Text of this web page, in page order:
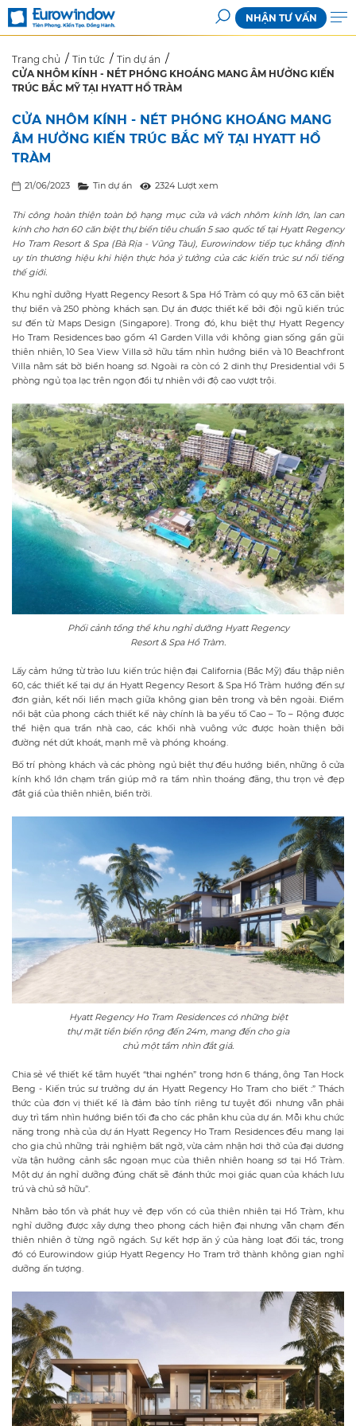
NHẬN TƯ VẤN
Trang chủ Tin tức
Tin dự án
CỬA NHÔM KÍNH - NÉT PHÓNG KHOÁNG MANG ÂM HƯỞNG KIẾN
TRÚC BẮC MỸ TẠI HYATT HỒ TRÀM
CỬA NHÔM KÍNH - NÉT PHÓNG KHOÁNG MANG
ÂM HƯỞNG KIẾN TRÚC BẮC MỸ TẠI HYATT HỒ
TRÀM
21/06/2023 Tin dự án 2324 Lượt xem
Thi công hoàn thiện toàn bộ hạng mục cửa và vách nhôm kính lớn, lan can
kính cho hơn 60 căn biệt thự biển tiêu chuẩn 5 sao quốc tế tại Hyatt Regency
Ho Tram Resort & Spa (Bà Rịa - Vũng Tàu), Eurowindow tiếp tục khẳng định
uy tín thương hiệu khi hiện thực hóa ý tưởng của các kiến trúc sư nổi tiếng
thế giới.
Khu nghỉ dưỡng Hyatt Regency Resort & Spa Hồ Tràm có quy mô 63 căn biệt
thự biển và 250 phòng khách sạn. Dự án được thiết kế bởi đội ngũ kiến trúc
sư đến từ Maps Design (Singapore). Trong đó, khu biệt thự Hyatt Regency
Ho Tram Residences bao gồm 41 Garden Villa với không gian sống gần gũi
thiên nhiên, 10 Sea View Villa sở hữu tầm nhìn hướng biển và 10 Beachfront
Villa nằm sát bờ biển hoang sơ. Ngoài ra còn có 2 dinh thự Presidential với 5
phòng ngủ tọa lạc trên ngọn đồi tự nhiên với độ cao vượt trội.
Phối cảnh tổng thể khu nghỉ dưỡng Hyatt Regency
Resort & Spa Hồ Tràm.
Lấy cảm hứng từ trào lưu kiến trúc hiện đại California (Bắc Mỹ) đầu thập niên
60, các thiết kế tại dự án Hyatt Regency Resort & Spa Hồ Tràm hướng đến sự
đơn giản, kết nối liền mạch giữa không gian bên trong và bên ngoài. Điểm
nổi bật của phong cách thiết kế này chính là ba yếu tố Cao – To – Rộng được
thể hiện qua trần nhà cao, các khối nhà vuông vức được hoàn thiện bởi
đường nét dứt khoát, mạnh mẽ và phóng khoáng.
Bố trí phòng khách và các phòng ngủ biệt thự đều hướng biển, những ô cửa
kính khổ lớn chạm trần giúp mở ra tầm nhìn thoáng đãng, thu trọn vẻ đẹp
đắt giá của thiên nhiên, biển trời.
Hyatt Regency Ho Tram Residences có những biệt
thự mặt tiền biển rộng đến 24m, mang đến cho gia
chủ một tầm nhìn đắt giá.
Chia sẻ về thiết kế tâm huyết “thai nghén” trong hơn 6 tháng, ông Tan Hock
Beng - Kiến trúc sư trưởng dự án Hyatt Regency Ho Tram cho biết :” Thách
thức của đơn vị thiết kế là đảm bảo tính riêng tư tuyệt đối nhưng vẫn phải
duy trì tầm nhìn hướng biển tối đa cho các phân khu của dự án. Mỗi khu chức
năng trong nhà của dự án Hyatt Regency Ho Tram Residences đều mang lại
cho gia chủ những trải nghiệm bất ngờ, vừa cảm nhận hơi thở của đại dương
vừa tận hưởng cảnh sắc ngoạn mục của thiên nhiên hoang sơ tại Hồ Tràm.
Một dự án nghỉ dưỡng đúng chất sẽ đánh thức mọi giác quan của khách lưu
trú và chủ sở hữu”.
Nhằm bảo tồn và phát huy vẻ đẹp vốn có của thiên nhiên tại Hồ Tràm, khu
nghỉ dưỡng được xây dựng theo phong cách hiện đại nhưng vẫn chạm đến
thiên nhiên ở từng ngõ ngách. Sự kết hợp ăn ý của hàng loạt đối tác, trong
đó có Eurowindow giúp Hyatt Regency Ho Tram trở thành không gian nghỉ
dưỡng ấn tượng.